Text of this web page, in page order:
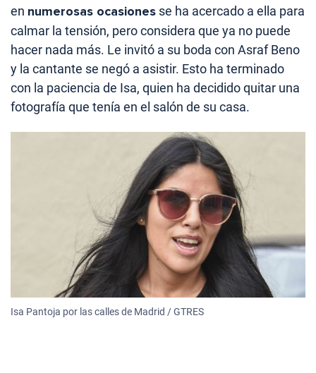
en numerosas ocasiones se ha acercado a ella para
calmar la tensión, pero considera que ya no puede
hacer nada más. Le invitó a su boda con Asraf Beno
y la cantante se negó a asistir. Esto ha terminado
con la paciencia de Isa, quien ha decidido quitar una
fotografía que tenía en el salón de su casa.
Isa Pantoja por las calles de Madrid / GTRES